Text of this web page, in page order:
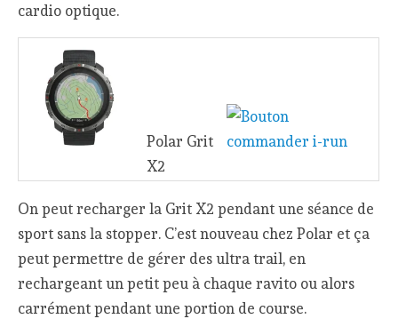
cardio optique.
Polar Grit
X2
On peut recharger la Grit X2 pendant une séance de
sport sans la stopper. C’est nouveau chez Polar et ça
peut permettre de gérer des ultra trail, en
rechargeant un petit peu à chaque ravito ou alors
carrément pendant une portion de course.